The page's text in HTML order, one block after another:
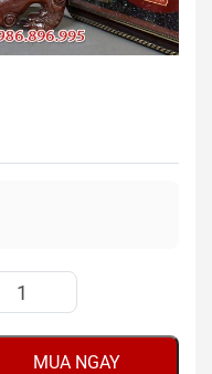
MUA NGAY